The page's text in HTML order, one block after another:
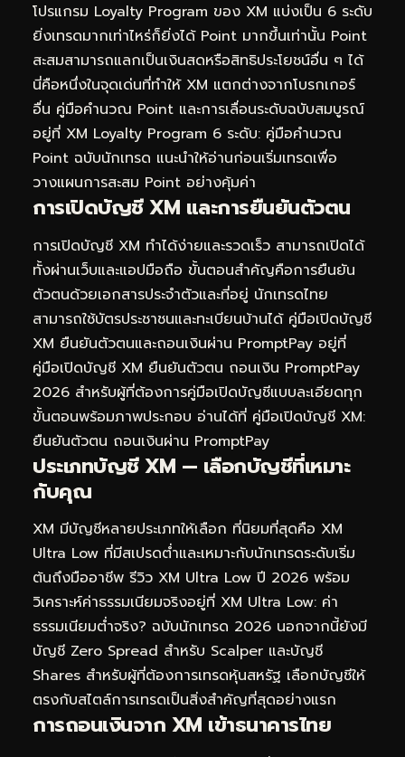
โปรแกรม Loyalty Program ของ XM แบ่งเป็น 6 ระดับ
ยิ่งเทรดมากเท่าไหร่ก็ยิ่งได้ Point มากขึ้นเท่านั้น Point
สะสมสามารถแลกเป็นเงินสดหรือสิทธิประโยชน์อื่น ๆ ได้
นี่คือหนึ่งในจุดเด่นที่ทำให้ XM แตกต่างจากโบรกเกอร์
อื่น คู่มือคำนวณ Point และการเลื่อนระดับฉบับสมบูรณ์
อยู่ที่ XM Loyalty Program 6 ระดับ: คู่มือคำนวณ
Point ฉบับนักเทรด แนะนำให้อ่านก่อนเริ่มเทรดเพื่อ
วางแผนการสะสม Point อย่างคุ้มค่า
การเปิดบัญชี XM และการยืนยันตัวตน
การเปิดบัญชี XM ทำได้ง่ายและรวดเร็ว สามารถเปิดได้
ทั้งผ่านเว็บและแอปมือถือ ขั้นตอนสำคัญคือการยืนยัน
ตัวตนด้วยเอกสารประจำตัวและที่อยู่ นักเทรดไทย
สามารถใช้บัตรประชาชนและทะเบียนบ้านได้ คู่มือเปิดบัญชี
XM ยืนยันตัวตนและถอนเงินผ่าน PromptPay อยู่ที่
คู่มือเปิดบัญชี XM ยืนยันตัวตน ถอนเงิน PromptPay
2026 สำหรับผู้ที่ต้องการคู่มือเปิดบัญชีแบบละเอียดทุก
ขั้นตอนพร้อมภาพประกอบ อ่านได้ที่ คู่มือเปิดบัญชี XM:
ยืนยันตัวตน ถอนเงินผ่าน PromptPay
ประเภทบัญชี XM — เลือกบัญชีที่เหมาะ
กับคุณ
XM มีบัญชีหลายประเภทให้เลือก ที่นิยมที่สุดคือ XM
Ultra Low ที่มีสเปรดต่ำและเหมาะกับนักเทรดระดับเริ่ม
ต้นถึงมืออาชีพ รีวิว XM Ultra Low ปี 2026 พร้อม
วิเคราะห์ค่าธรรมเนียมจริงอยู่ที่ XM Ultra Low: ค่า
ธรรมเนียมต่ำจริง? ฉบับนักเทรด 2026 นอกจากนี้ยังมี
บัญชี Zero Spread สำหรับ Scalper และบัญชี
Shares สำหรับผู้ที่ต้องการเทรดหุ้นสหรัฐ เลือกบัญชีให้
ตรงกับสไตล์การเทรดเป็นสิ่งสำคัญที่สุดอย่างแรก
การถอนเงินจาก XM เข้าธนาคารไทย